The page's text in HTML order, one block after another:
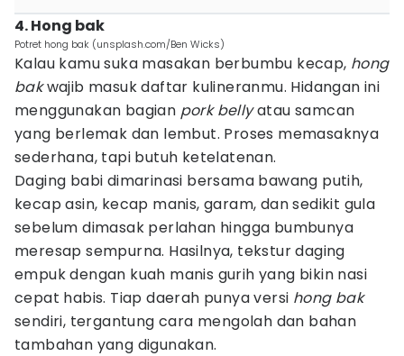
4. Hong bak
Potret hong bak (unsplash.com/Ben Wicks)
Kalau kamu suka masakan berbumbu kecap, hong
bakwajib masuk daftar kulineranmu. Hidangan ini
menggunakan bagian pork bellyatau samcan
yang berlemak dan lembut. Proses memasaknya
sederhana, tapi butuh ketelatenan.
Daging babi dimarinasi bersama bawang putih,
kecap asin, kecap manis, garam, dan sedikit gula
sebelum dimasak perlahan hingga bumbunya
meresap sempurna. Hasilnya, tekstur daging
empuk dengan kuah manis gurih yang bikin nasi
cepat habis. Tiap daerah punya versi hong bak
sendiri, tergantung cara mengolah dan bahan
tambahan yang digunakan.